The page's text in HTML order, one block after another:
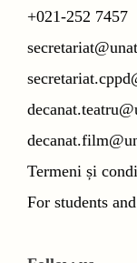
+021-252 7457
Termeni și
For students